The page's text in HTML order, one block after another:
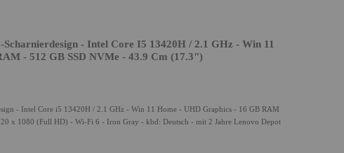
- Intel Core I5 13420H / 2.1 GHz - Win 11
- 512 GB SSD NVMe - 43.9 Cm (17.3")
- Intel Core i5 13420H / 2.1 GHz - Win 11 Home - UHD Graphics - 16 GB RAM
x 1080 (Full HD) - Wi-Fi 6 - Iron Gray - kbd: Deutsch - mit 2 Jahre Lenovo Depot